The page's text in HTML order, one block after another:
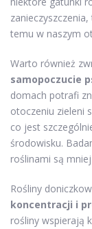
temu w naszym
Warto również
samopoczucie
domach potrafi
otoczeniu zieleni
co jest
środowisku.
roślinami są
Rośliny
koncentracji i
rośliny wspierają